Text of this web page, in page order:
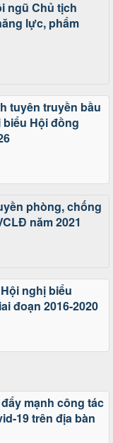
ngũ Chủ tịch
lực, phẩm
tuyên truyền bầu
Hội đồng
phòng, chống
năm 2021
nghị biểu
đoạn 2016-2020
mạnh công tác
19 trên địa bàn